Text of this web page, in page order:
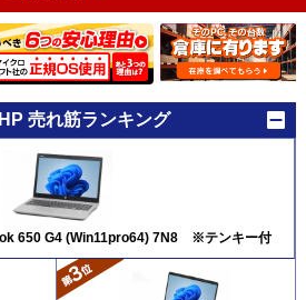
売れ筋ランキング
650 G4 (Win11pro64) 7N8 ※テンキー付